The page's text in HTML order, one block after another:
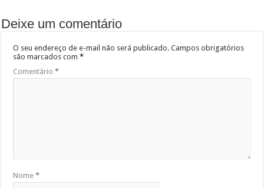
Deixe um comentário
O seu endereço de e-mail não será publicado. Campos obrigatórios
são marcados com*
Comentário*
Nome*